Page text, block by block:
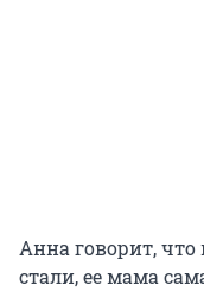
Анна говорит,
стали, ее мама